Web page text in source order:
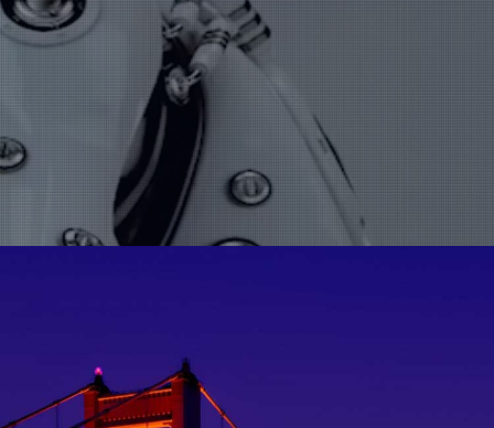
UGdesk
必得优选
海外资源
国内资源
成功案例
关于我们
集团简介
公司动态